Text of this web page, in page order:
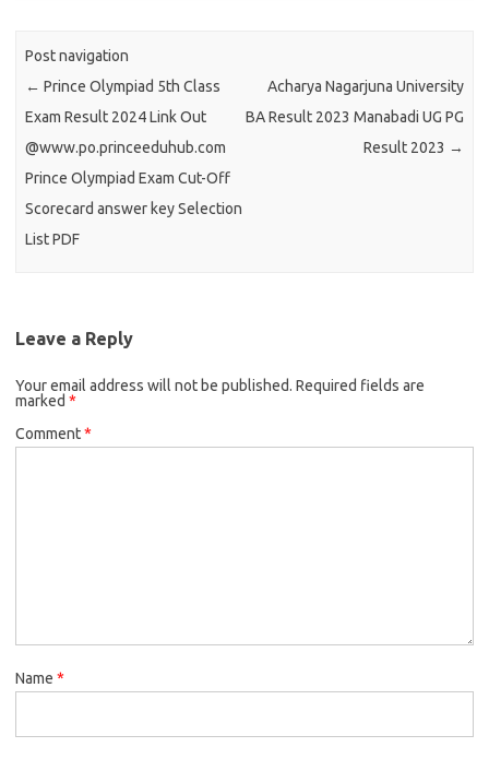
Post navigation
← Prince Olympiad 5th Class
Exam Result 2024 Link Out
@www.po.princeeduhub.com
Prince Olympiad Exam Cut-Off
Scorecard answer key Selection
List PDF
Acharya Nagarjuna University
BA Result 2023 Manabadi UG PG
Result 2023 →
Leave a Reply
Your email address will not be published. Required fields are
marked *
Comment*
Name *